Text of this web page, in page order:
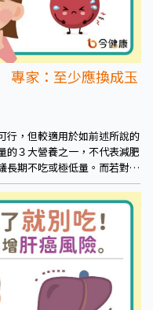
家：至少應換成玉
行，但較適用於如前述所說的
的３大營養之一，不代表減肥
長期不吃或極低量。而若對白
類為澱粉類的南瓜、地瓜、芋
物含有更多的膳食纖維及微量